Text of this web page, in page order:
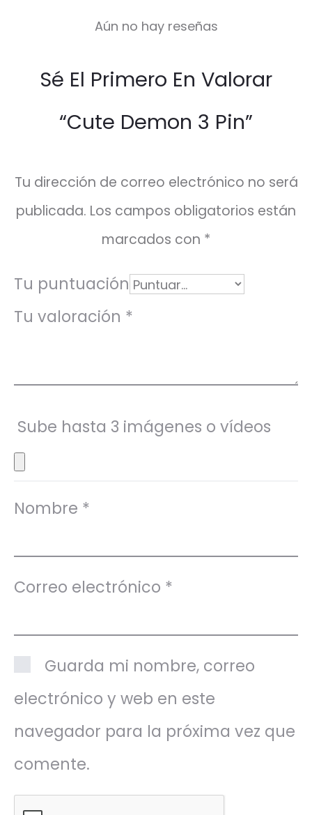
a
c
n
e
Aún no hay reseñas
Sé El Primero En Valorar
“Cute Demon 3 Pin”
Tu dirección de correo electrónico no será
publicada. Los campos obligatorios están
marcados con *
Tu puntuación
Tu valoración *
Sube hasta 3 imágenes o vídeos
Nombre *
Correo electrónico *
Guarda mi nombre, correo
electrónico y web en este
navegador para la próxima vez que
comente.